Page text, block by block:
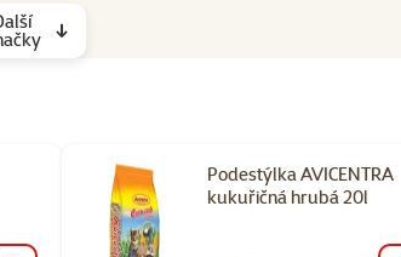
Podestýlka AVICENTRA
kukuřičná hrubá 20l